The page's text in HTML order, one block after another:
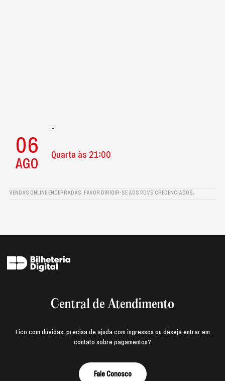
06
AGO
-
Quarta às 21:00
VENDAS ONLINE ENCERRADAS, FAVOR DIRIGIR-SE AOS PDVS CREDENCIADOS.
Central de Atendimento
Fico com dúvidas, precisa de ajuda com ingressos ou deseja entrar em
contato sobre pagamentos?
Fale Conosco